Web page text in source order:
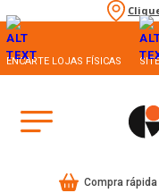
ENCARTE LOJAS FÍSICAS
Compra rápida